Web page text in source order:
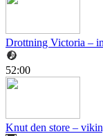
Drottning Victoria –
52:00
Knut den store –